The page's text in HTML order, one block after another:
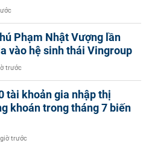
Phạm Nhật Vượng lần
vào hệ sinh thái Vingroup
trước
tài khoản gia nhập thị
khoán trong tháng 7 biến
trước